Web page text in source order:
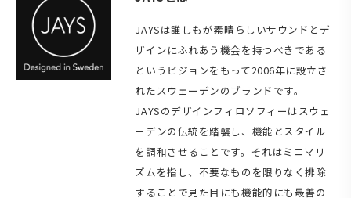
JAYSは誰しもが素晴らしいサウンドとデ
ザインにふれあう機会を持つべきである
というビジョンをもって2006年に設立さ
れたスウェーデンのブランドです。
JAYSのデザインフィロソフィーはスウェ
ーデンの伝統を踏襲し、機能とスタイル
を調和させることです。それはミニマリ
ズムを指し、不要なものを限りなく排除
することで見た目にも機能的にも最善の